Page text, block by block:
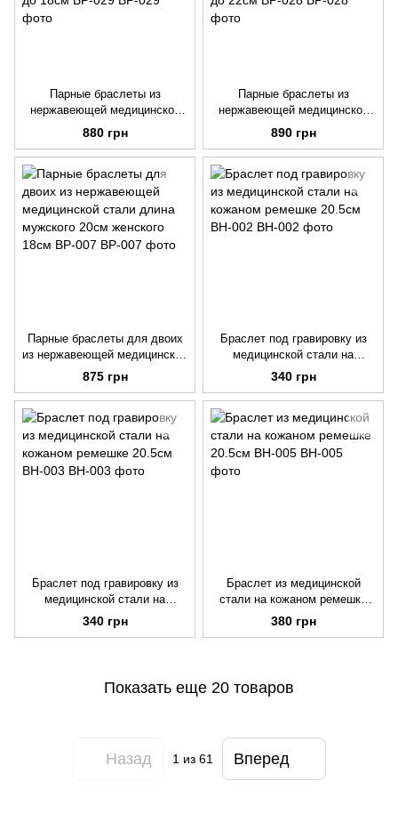
Парные браслеты из
нержавеющей медицинской
стали длина регулируется
мужского до 21см женского
до 18см BP-029
880 грн
Парные браслеты из
нержавеющей медицинской
стали длина регулируется
мужского до 23см женского
до 22см BP-028
890 грн
Парные браслеты для двоих
из нержавеющей медицинской
стали длина мужского 20см
женского 18см BP-007
875 грн
Браслет под гравировку из
медицинской стали на
кожаном ремешке 20.5см BH-
002
340 грн
Браслет под гравировку из
медицинской стали на
кожаном ремешке 20.5см BH-
003
340 грн
Браслет из медицинской
стали на кожаном ремешке
20.5см BH-005
380 грн
Показать еще 20 товаров
Назад 1 из 61 Вперед